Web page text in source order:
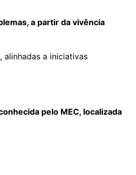
a partir da vivência
a iniciativas
pelo MEC, localizada